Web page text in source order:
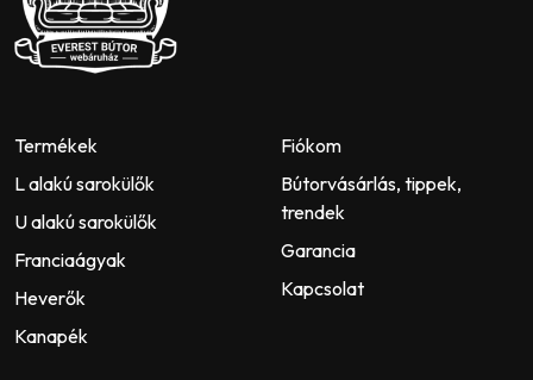
Termékek
L alakú sarokülők
U alakú sarokülők
Franciaágyak
Heverők
Kanapék
Fiókom
Bútorvásárlás, tippek,
trendek
Garancia
Kapcsolat